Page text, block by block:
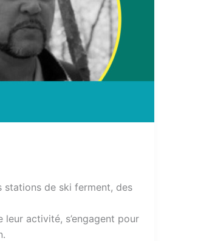
stations de ski ferment, des
activité, s’engagent pour